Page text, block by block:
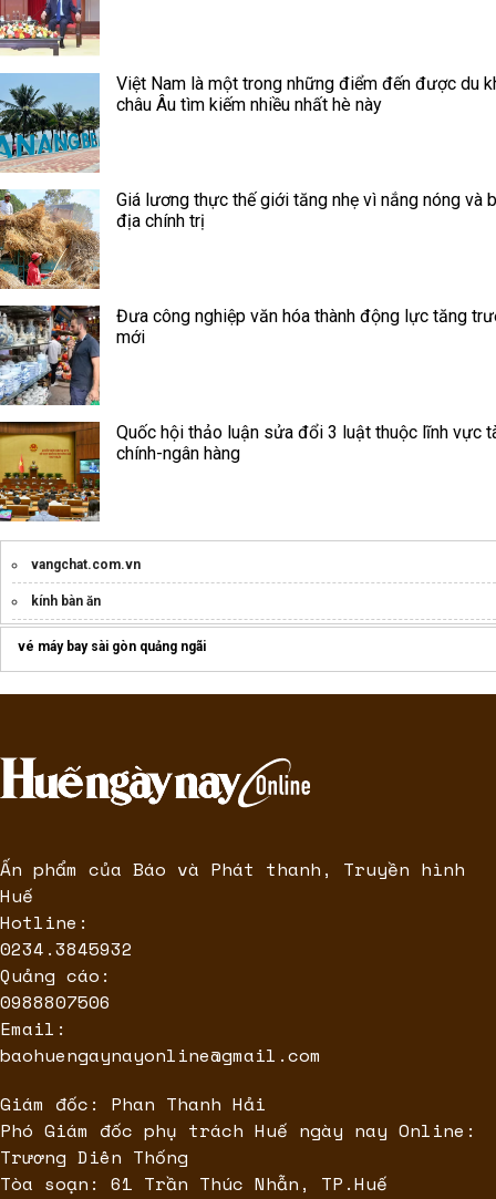
Việt Nam là một trong những điểm đến được du
châu Âu tìm kiếm nhiều nhất hè này
Giá lương thực thế giới tăng nhẹ vì nắng nóng và
địa chính trị
Đưa công nghiệp văn hóa thành động lực tăng
mới
Quốc hội thảo luận sửa đổi 3 luật thuộc lĩnh vực
chính-ngân hàng
vangchat.com.vn
kính bàn ăn
máy rửa chén công nghiệp
vé máy bay sài gòn quảng ngãi
Ấn phẩm của Báo và Phát thanh, Truyền hình
Huế
Hotline:
0234.3845932
Quảng cáo:
0988807506
Email:
baohuengaynayonline@gmail.com
Giám đốc: Phan Thanh Hải
Phó Giám đốc phụ trách Huế ngày nay Online:
Trương Diên Thống
Tòa soạn: 61 Trần Thúc Nhẫn, TP.Huế